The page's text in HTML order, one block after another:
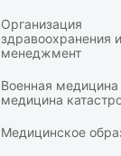
Организация
здравоохранения и
менеджмент
Военная медицина
медицина
Медицинское